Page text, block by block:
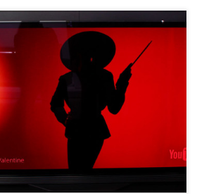
о том, что на YouTube скоро появятся
CES 2016. Сегодня это стало
добавлена поддержка HDR и вы можете
с новым Chromecast Ultra и на
в HDR YouTube шаг за
высококачественных видео